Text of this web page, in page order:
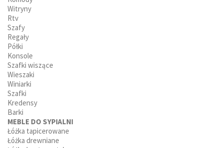
Witryny
Rtv
Szafy
Regały
Półki
Konsole
Szafki wiszące
Wieszaki
Winiarki
Szafki
Kredensy
Barki
MEBLE DO SYPIALNI
Łóżka tapicerowane
Łóżka drewniane